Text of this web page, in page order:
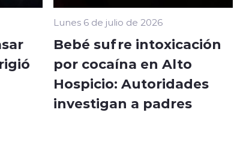
Lunes 6 de julio de 2026
Bebé sufre intoxicación
por cocaína en Alto
Hospicio: Autoridades
investigan a padres